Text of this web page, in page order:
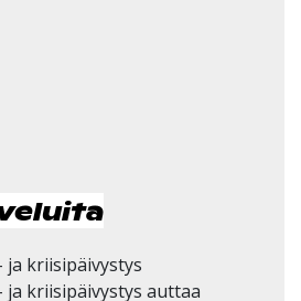
ja kriisipäivystys
ja kriisipäivystys auttaa